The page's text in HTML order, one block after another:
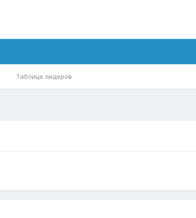
Таблица лидеров